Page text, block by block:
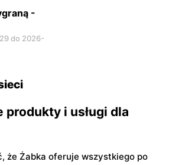
-
do 2026-
produkty i usługi dla
że Żabka oferuje wszystkiego po